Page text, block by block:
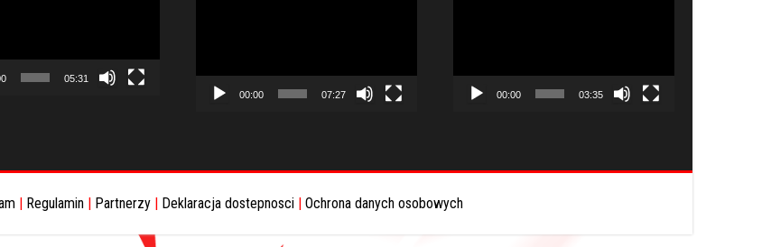
05:31
00:00 07:27 00:00 03:35
| Regulamin | Partnerzy | Deklaracja dostepnosci | Ochrona danych osobowych